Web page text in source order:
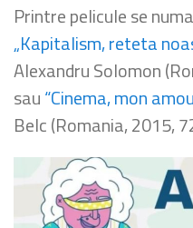
Printre pelicule se
„Kapitalism, reteta
Alexandru Solomon
sau“Cinema, mon
Belc (Romania, 2015,